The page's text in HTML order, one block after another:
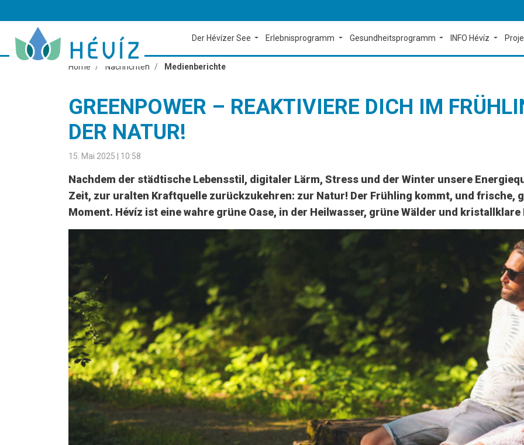
Der Hévízer See Erlebnisprogramm Gesundheitsprogramm INFO Hévíz
Home Nachrichten Medienberichte
GREENPOWER – REAKTIVIERE DICH IM
DER NATUR!
15. Mai 2025 | 10:58
Nachdem der städtische Lebensstil, digitaler Lärm, Stress und der Winter unsere
Zeit, zur uralten Kraftquelle zurückzukehren: zur Natur! Der Frühling kommt, und frische,
Moment. Hévíz ist eine wahre grüne Oase, in der Heilwasser, grüne Wälder und